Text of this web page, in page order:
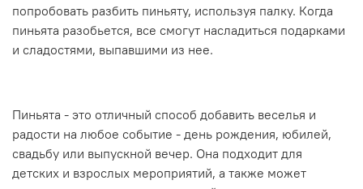
попробовать разбить пиньяту, используя палку. Когда
пиньята разобьется, все смогут насладиться подарками
и сладостями, выпавшими из нее.
Пиньята - это отличный способ добавить веселья и
радости на любое событие - день рождения, юбилей,
свадьбу или выпускной вечер. Она подходит для
детских и взрослых мероприятий, а также может